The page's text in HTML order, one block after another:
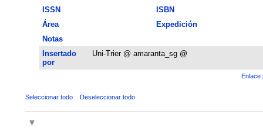
ISSN
ISBN
Área
Expedición
Notas
Insertado
por
Uni-Trier @ amaranta_sg @
Enlace
Seleccionar todo Deseleccionar todo